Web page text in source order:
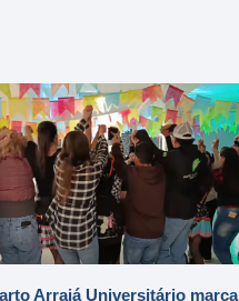
Arraiá Universitário marca